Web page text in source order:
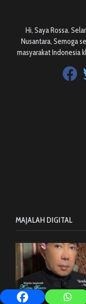
Hi, Saya Rossa.
Nusantara, Semoga
masyarakat Indonesia
MAJALAH DIGITAL